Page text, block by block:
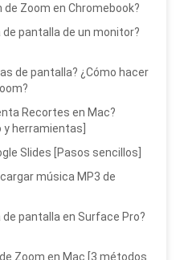
de Zoom en Chromebook?
pantalla de un monitor?
de pantalla? ¿Cómo hacer
Recortes en Mac?
herramientas]
Slides [Pasos sencillos]
música MP3 de
pantalla en Surface Pro?
Zoom en Mac [3 métodos